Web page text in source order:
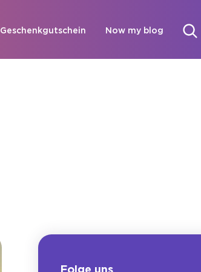
Geschenkgutschein Now my blog